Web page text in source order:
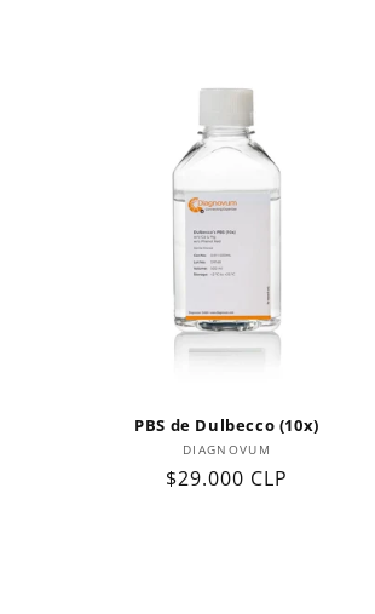
PBS de Dulbecco (10x)
Proveedor:
DIAGNOVUM
Precio
$29.000 CLP